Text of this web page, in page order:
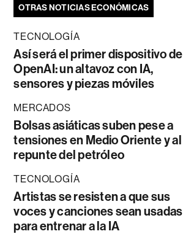
OTRAS NOTICIAS ECONÓMICAS
TECNOLOGÍA
Así será el primer dispositivo de
OpenAI: un altavoz con IA,
sensores y piezas móviles
MERCADOS
Bolsas asiáticas suben pese a
tensiones en Medio Oriente y al
repunte del petróleo
TECNOLOGÍA
Artistas se resisten a que sus
voces y canciones sean usadas
para entrenar a la IA